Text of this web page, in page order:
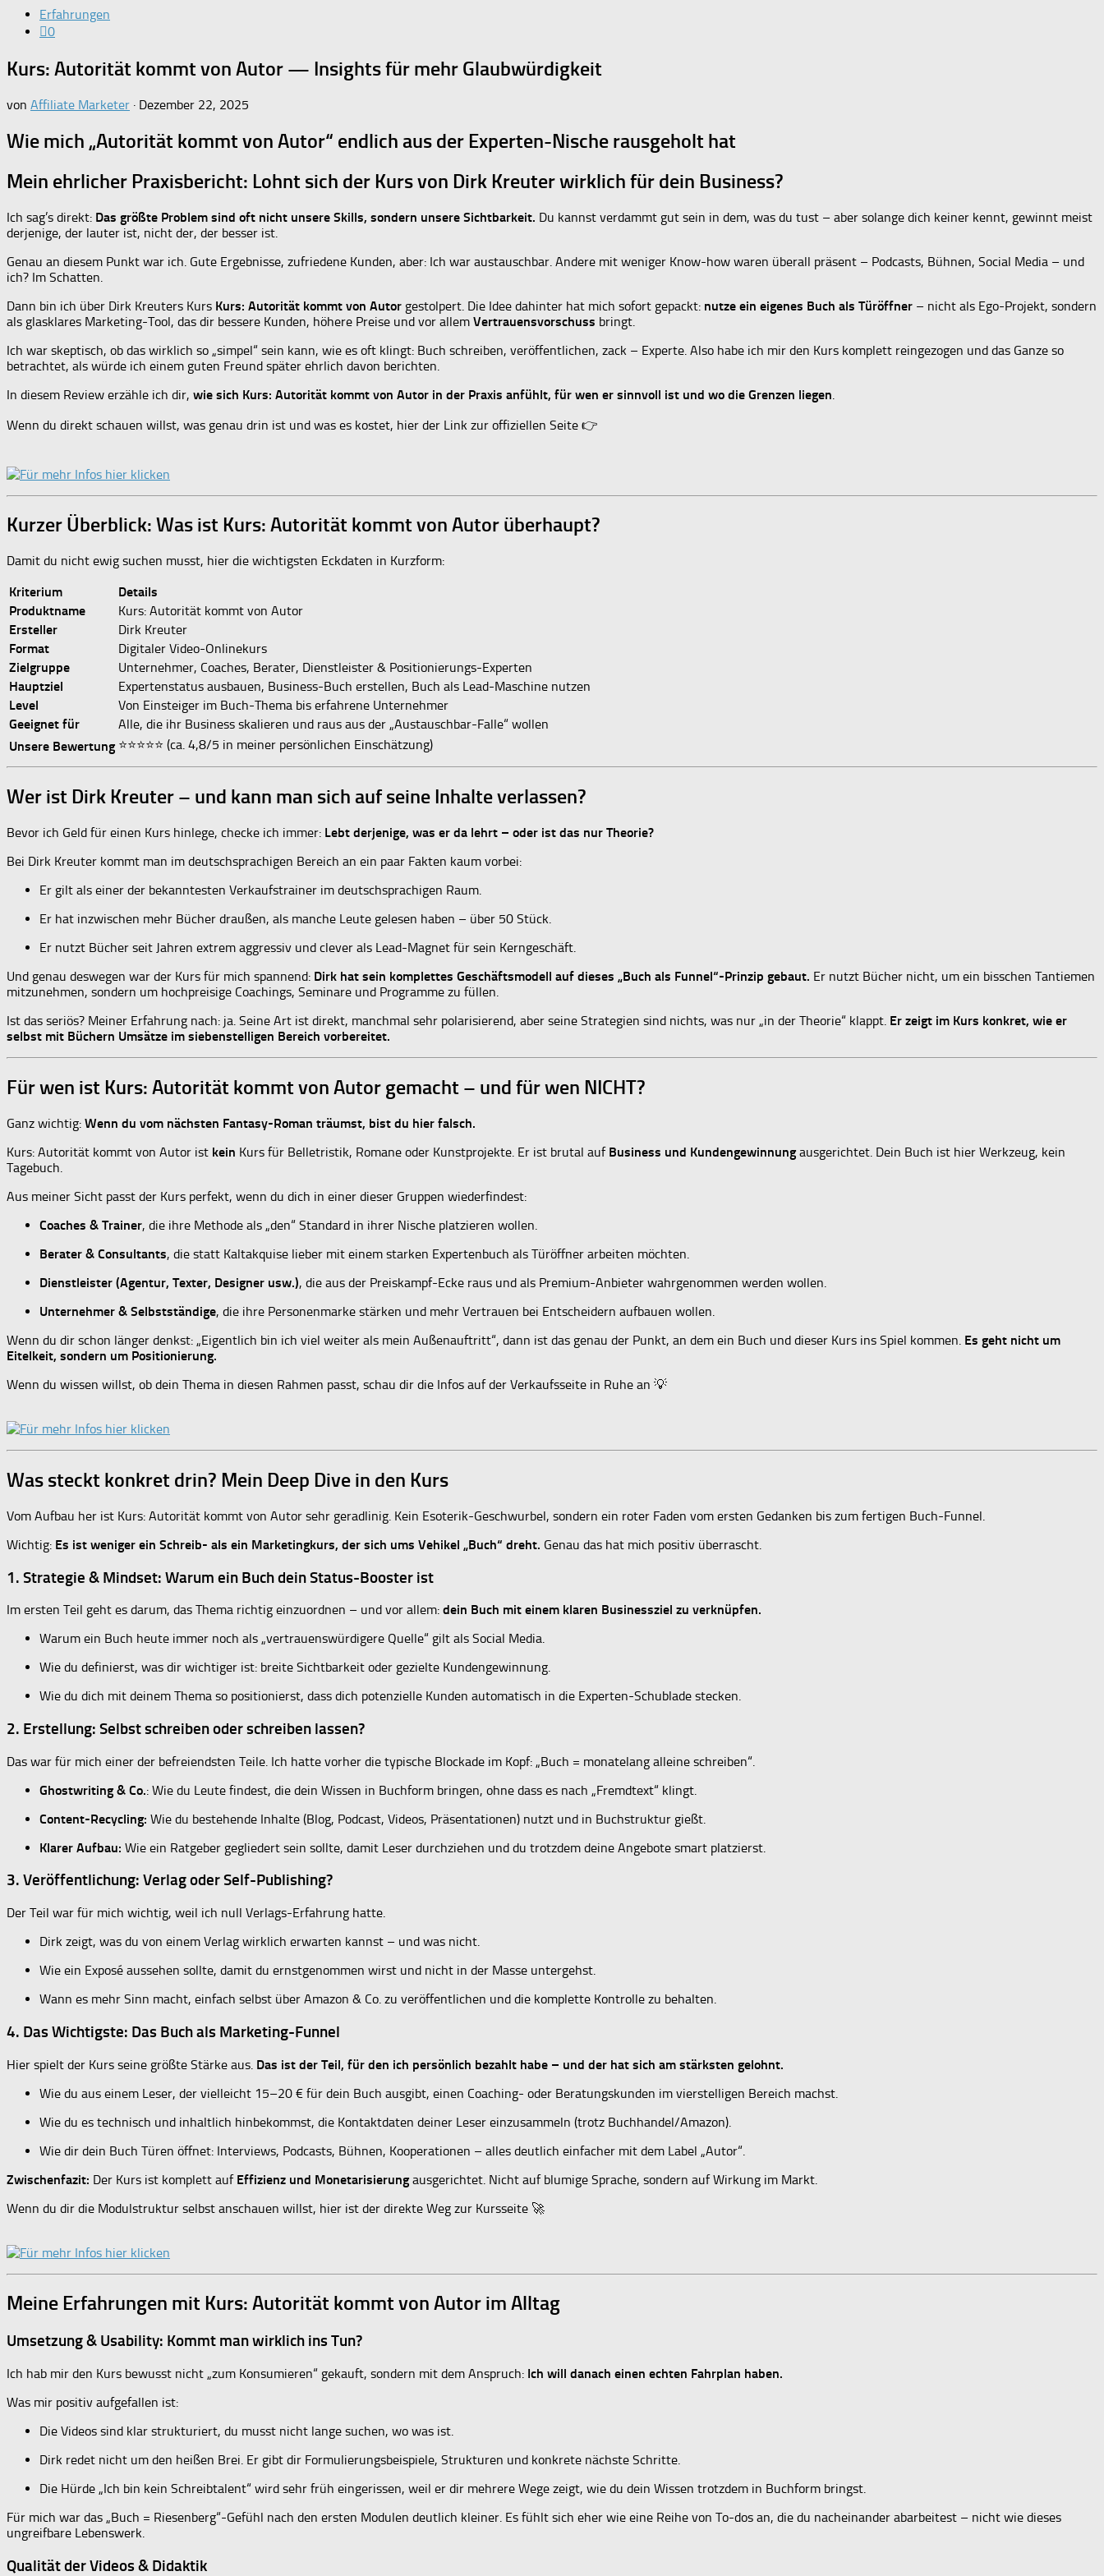
Erfahrungen
0
Kurs: Autorität kommt von Autor — Insights für mehr Glaubwürdigkeit
von Affiliate Marketer · Dezember 22, 2025
Wie mich „Autorität kommt von Autor“ endlich aus der Experten-Nische rausgeholt hat
Mein ehrlicher Praxisbericht: Lohnt sich der Kurs von Dirk Kreuter wirklich für dein Business?
Ich sag’s direkt: Das größte Problem sind oft nicht unsere Skills, sondern unsere Sichtbarkeit. Du kannst verdammt gut sein in dem, was du tust – aber solange dich keiner kennt, gewinnt meist
derjenige, der lauter ist, nicht der, der besser ist.
Genau an diesem Punkt war ich. Gute Ergebnisse, zufriedene Kunden, aber: Ich war austauschbar. Andere mit weniger Know-how waren überall präsent – Podcasts, Bühnen, Social Media – und
ich? Im Schatten.
Dann bin ich über Dirk Kreuters Kurs Kurs: Autorität kommt von Autor gestolpert. Die Idee dahinter hat mich sofort gepackt: nutze ein eigenes Buch als Türöffner – nicht als Ego-Projekt, sondern
als glasklares Marketing-Tool, das dir bessere Kunden, höhere Preise und vor allem Vertrauensvorschuss bringt.
Ich war skeptisch, ob das wirklich so „simpel“ sein kann, wie es oft klingt: Buch schreiben, veröffentlichen, zack – Experte. Also habe ich mir den Kurs komplett reingezogen und das Ganze so
betrachtet, als würde ich einem guten Freund später ehrlich davon berichten.
In diesem Review erzähle ich dir, wie sich Kurs: Autorität kommt von Autor in der Praxis anfühlt, für wen er sinnvoll ist und wo die Grenzen liegen
Wenn du direkt schauen willst, was genau drin ist und was es kostet, hier der Link zur offiziellen Seite 👉
Kurzer Überblick: Was ist Kurs: Autorität kommt von Autor überhaupt?
Damit du nicht ewig suchen musst, hier die wichtigsten Eckdaten in Kurzform:
Kriterium
Details
Produktname
Kurs: Autorität kommt von Autor
Ersteller
Dirk Kreuter
Format
Digitaler Video-Onlinekurs
Zielgruppe
Unternehmer, Coaches, Berater, Dienstleister & Positionierungs-Experten
Hauptziel
Expertenstatus ausbauen, Business-Buch erstellen, Buch als Lead-Maschine nutzen
Level
Von Einsteiger im Buch-Thema bis erfahrene Unternehmer
Geeignet für
Alle, die ihr Business skalieren und raus aus der „Austauschbar-Falle“ wollen
Unsere Bewertung ⭐️⭐️⭐️⭐️⭐️ (ca. 4,8/5 in meiner persönlichen Einschätzung)
Wer ist Dirk Kreuter – und kann man sich auf seine Inhalte verlassen?
Bevor ich Geld für einen Kurs hinlege, checke ich immer: Lebt derjenige, was er da lehrt – oder ist das nur Theorie?
Bei Dirk Kreuter kommt man im deutschsprachigen Bereich an ein paar Fakten kaum vorbei:
Er gilt als einer der bekanntesten Verkaufstrainer im deutschsprachigen Raum.
Er hat inzwischen mehr Bücher draußen, als manche Leute gelesen haben – über 50 Stück.
Er nutzt Bücher seit Jahren extrem aggressiv und clever als Lead-Magnet für sein Kerngeschäft.
Und genau deswegen war der Kurs für mich spannend: Dirk hat sein komplettes Geschäftsmodell auf dieses „Buch als Funnel“-Prinzip gebaut. Er nutzt Bücher nicht, um ein bisschen Tantiemen
mitzunehmen, sondern um hochpreisige Coachings, Seminare und Programme zu füllen.
Ist das seriös? Meiner Erfahrung nach: ja. Seine Art ist direkt, manchmal sehr polarisierend, aber seine Strategien sind nichts, was nur „in der Theorie“ klappt. Er zeigt im Kurs konkret, wie er
selbst mit Büchern Umsätze im siebenstelligen Bereich vorbereitet.
Für wen ist Kurs: Autorität kommt von Autor gemacht – und für wen NICHT?
Ganz wichtig: Wenn du vom nächsten Fantasy-Roman träumst, bist du hier falsch.
Kurs: Autorität kommt von Autor ist kein Kurs für Belletristik, Romane oder Kunstprojekte. Er ist brutal auf Business und Kundengewinnung ausgerichtet. Dein Buch ist hier Werkzeug, kein
Tagebuch.
Aus meiner Sicht passt der Kurs perfekt, wenn du dich in einer dieser Gruppen wiederfindest:
Coaches & Trainer, die ihre Methode als „den“ Standard in ihrer Nische platzieren wollen.
Berater & Consultants, die statt Kaltakquise lieber mit einem starken Expertenbuch als Türöffner arbeiten möchten.
Dienstleister (Agentur, Texter, Designer usw.), die aus der Preiskampf-Ecke raus und als Premium-Anbieter wahrgenommen werden wollen.
Unternehmer & Selbstständige, die ihre Personenmarke stärken und mehr Vertrauen bei Entscheidern aufbauen wollen.
Wenn du dir schon länger denkst: „Eigentlich bin ich viel weiter als mein Außenauftritt“, dann ist das genau der Punkt, an dem ein Buch und dieser Kurs ins Spiel kommen. Es geht nicht um
Eitelkeit, sondern um Positionierung.
Wenn du wissen willst, ob dein Thema in diesen Rahmen passt, schau dir die Infos auf der Verkaufsseite in Ruhe an 💡
Was steckt konkret drin? Mein Deep Dive in den Kurs
Vom Aufbau her ist Kurs: Autorität kommt von Autor sehr geradlinig. Kein Esoterik-Geschwurbel, sondern ein roter Faden vom ersten Gedanken bis zum fertigen Buch-Funnel.
Wichtig: Es ist weniger ein Schreib- als ein Marketingkurs, der sich ums Vehikel „Buch“ dreht. Genau das hat mich positiv überrascht.
1. Strategie & Mindset: Warum ein Buch dein Status-Booster ist
Im ersten Teil geht es darum, das Thema richtig einzuordnen – und vor allem: dein Buch mit einem klaren Businessziel zu verknüpfen.
Warum ein Buch heute immer noch als „vertrauenswürdigere Quelle“ gilt als Social Media.
Wie du definierst, was dir wichtiger ist: breite Sichtbarkeit oder gezielte Kundengewinnung.
Wie du dich mit deinem Thema so positionierst, dass dich potenzielle Kunden automatisch in die Experten-Schublade stecken.
2. Erstellung: Selbst schreiben oder schreiben lassen?
Das war für mich einer der befreiendsten Teile. Ich hatte vorher die typische Blockade im Kopf: „Buch = monatelang alleine schreiben“.
Ghostwriting & Co.: Wie du Leute findest, die dein Wissen in Buchform bringen, ohne dass es nach „Fremdtext“ klingt.
Content-Recycling: Wie du bestehende Inhalte (Blog, Podcast, Videos, Präsentationen) nutzt und in Buchstruktur gießt.
Klarer Aufbau: Wie ein Ratgeber gegliedert sein sollte, damit Leser durchziehen und du trotzdem deine Angebote smart platzierst.
3. Veröffentlichung: Verlag oder Self-Publishing?
Der Teil war für mich wichtig, weil ich null Verlags-Erfahrung hatte.
Dirk zeigt, was du von einem Verlag wirklich erwarten kannst – und was nicht.
Wie ein Exposé aussehen sollte, damit du ernstgenommen wirst und nicht in der Masse untergehst.
Wann es mehr Sinn macht, einfach selbst über Amazon & Co. zu veröffentlichen und die komplette Kontrolle zu behalten.
4. Das Wichtigste: Das Buch als Marketing-Funnel
Hier spielt der Kurs seine größte Stärke aus. Das ist der Teil, für den ich persönlich bezahlt habe – und der hat sich am stärksten gelohnt.
Wie du aus einem Leser, der vielleicht 15–20 € für dein Buch ausgibt, einen Coaching- oder Beratungskunden im vierstelligen Bereich machst.
Wie du es technisch und inhaltlich hinbekommst, die Kontaktdaten deiner Leser einzusammeln (trotz Buchhandel/Amazon).
Wie dir dein Buch Türen öffnet: Interviews, Podcasts, Bühnen, Kooperationen – alles deutlich einfacher mit dem Label „Autor“.
Zwischenfazit: Der Kurs ist komplett auf Effizienz und Monetarisierung ausgerichtet. Nicht auf blumige Sprache, sondern auf Wirkung im Markt.
Wenn du dir die Modulstruktur selbst anschauen willst, hier ist der direkte Weg zur Kursseite 🚀
Meine Erfahrungen mit Kurs: Autorität kommt von Autor im Alltag
Umsetzung & Usability: Kommt man wirklich ins Tun?
Ich hab mir den Kurs bewusst nicht „zum Konsumieren“ gekauft, sondern mit dem Anspruch: Ich will danach einen echten Fahrplan haben.
Was mir positiv aufgefallen ist:
Die Videos sind klar strukturiert, du musst nicht lange suchen, wo was ist.
Dirk redet nicht um den heißen Brei. Er gibt dir Formulierungsbeispiele, Strukturen und konkrete nächste Schritte.
Die Hürde „Ich bin kein Schreibtalent“ wird sehr früh eingerissen, weil er dir mehrere Wege zeigt, wie du dein Wissen trotzdem in Buchform bringst.
Für mich war das „Buch = Riesenberg“-Gefühl nach den ersten Modulen deutlich kleiner. Es fühlt sich eher wie eine Reihe von To-dos an, die du nacheinander abarbeitest – nicht wie dieses
ungreifbare Lebenswerk.
Qualität der Videos & Didaktik